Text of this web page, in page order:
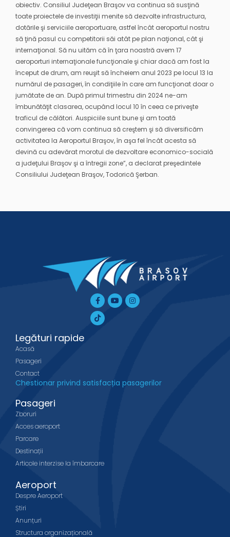
obiectiv. Consiliul Judeţean Braşov va continua să susţină
toate proiectele de investiţii menite să dezvolte infrastructura,
dotările şi serviciile aeroportuare, astfel încât aeroportul nostru
să ţină pasul cu competitorii săi atât pe plan naţional, cât şi
internaţional. Să nu uităm că în ţara noastră avem 17
aeroporturi internaţionale funcţionale şi chiar dacă am fost la
început de drum, am reuşit să încheiem anul 2023 pe locul 13 la
numărul de pasageri, în condiţiile în care am funcţionat doar o
jumătate de an. După primul trimestru din 2024 ne-am
îmbunătăţit clasarea, ocupând locul 10 în ceea ce priveşte
traficul de călători. Auspiciile sunt bune şi am toată
convingerea că vom continua să creştem şi să diversificăm
activitatea la Aeroportul Braşov, în aşa fel încât acesta să
devină cu adevărat morotul de dezvoltare economico-socială
a judeţului Braşov şi a întregii zone”, a declarat preşedintele
Consiliului Judeţean Braşov, Todorică Şerban.
Facebook-
f
YoutubeInstagram
Tiktok
Legături rapide
Acasă
Pasageri
Contact
Chestionar privind satisfacția pasagerilor
Pasageri
Zboruri
Acces aeroport
Parcare
Destinații
Articole interzise la îmbarcare
Aeroport
Despre Aeroport
Știri
Anunțuri
Structura organizațională